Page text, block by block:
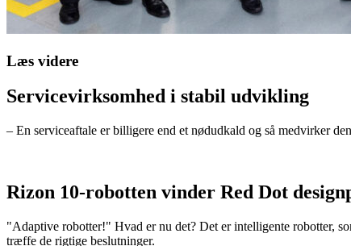
Læs videre
Servicevirksomhed i stabil udvikling
– En serviceaftale er billigere end et nødudkald og så medvirker
Rizon 10-robotten vinder Red Dot
"Adaptive robotter!" Hvad er nu det? Det er intelligente robotter,
træffe de rigtige beslutninger.